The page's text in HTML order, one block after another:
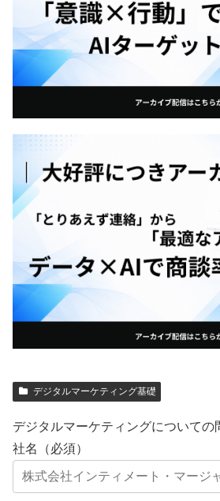
デジタルマーケティング基礎
デジタルマーケティングについての
社名（必須）